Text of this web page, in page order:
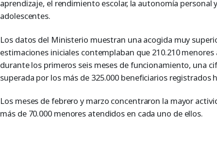
aprendizaje, el rendimiento escolar, la autonomía personal
adolescentes.
Los datos del Ministerio muestran una acogida muy
estimaciones iniciales contemplaban que 210.210 menores
durante los primeros seis meses de funcionamiento, una
superada por los más de 325.000 beneficiarios registrados
Los meses de febrero y marzo concentraron la mayor
más de 70.000 menores atendidos en cada uno de ellos.